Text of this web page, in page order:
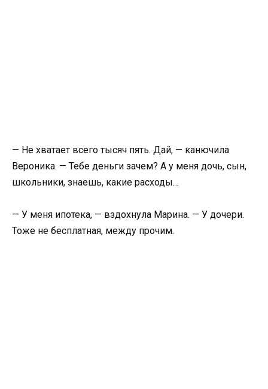
— Не хватает всего тысяч пять. Дай, — канючила
Вероника. — Тебе деньги зачем? А у меня дочь, сын,
школьники, знаешь, какие расходы…
— У меня ипотека, — вздохнула Марина. — У дочери.
Тоже не бесплатная, между прочим.